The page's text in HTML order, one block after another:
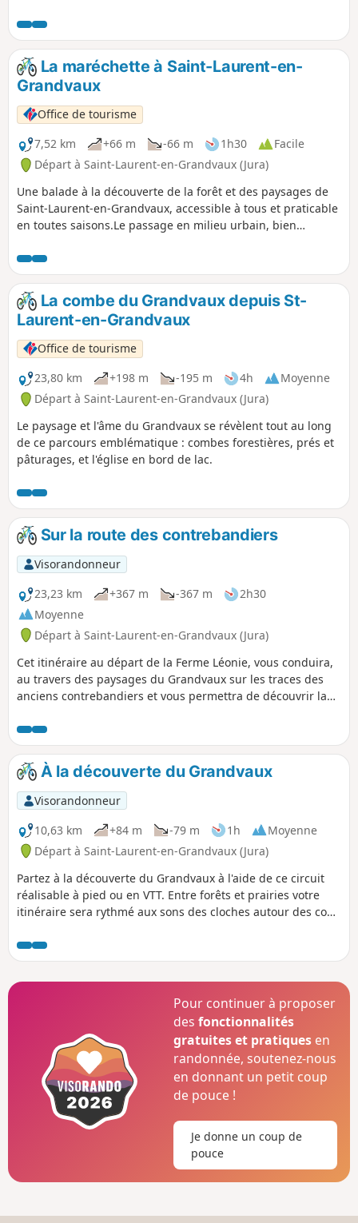
la traversée d'un ancien tunnel ferroviaire relativement
long et de la durée du parcours, prévoyez une lampe ou un
éclairage ainsi qu'une batterie de secours...
La maréchette à Saint-Laurent-en-
Grandvaux
Office de tourisme
7,52 km
+66 m -66 m 1h30
Facile
Départ à Saint-Laurent-en-Grandvaux (Jura)
Une balade à la découverte de la forêt et des paysages de
Saint-Laurent-en-Grandvaux, accessible à tous et praticable
en toutes saisons.Le passage en milieu urbain, bien
très roulante. Un passage assez court en bord de route
départementale demande un peu plus de prudence. Après
avoir longé un charmant ruisseau, le retour, principalement
en forêt, ne présente pas de difficulté particulière.
La combe du Grandvaux depuis St-
Laurent-en-Grandvaux
Office de tourisme
23,80 km
+198 m -195 m 4h
Moyenne
Départ à Saint-Laurent-en-Grandvaux (Jura)
Le paysage et l'âme du Grandvaux se révèlent tout au long
de ce parcours emblématique : combes forestières, prés et
pâturages, et l'église en bord de lac.
Sur la route des contrebandiers
Visorandonneur
23,23 km
+367 m -367 m
2h30
Moyenne
Départ à Saint-Laurent-en-Grandvaux (Jura)
Cet itinéraire au départ de la Ferme Léonie, vous conduira,
au travers des paysages du Grandvaux sur les traces des
anciens contrebandiers et vous permettra de découvrir la
avec la Suisse, la Forêt du Mont Noir était un lieu de
passage fréquent pour les contrebandiers.
À la découverte du Grandvaux
Visorandonneur
10,63 km
+84 m -79 m 1h
Moyenne
Départ à Saint-Laurent-en-Grandvaux (Jura)
Partez à la découverte du Grandvaux à l'aide de ce circuit
réalisable à pied ou en VTT. Entre forêts et prairies votre
itinéraire sera rythmé aux sons des cloches autour des cous
Pour continuer à proposer
desfonctionnalités
gratuites et pratiques en
randonnée, soutenez-nous
en donnant un petit coup
de pouce !
Je donne un coup de
pouce